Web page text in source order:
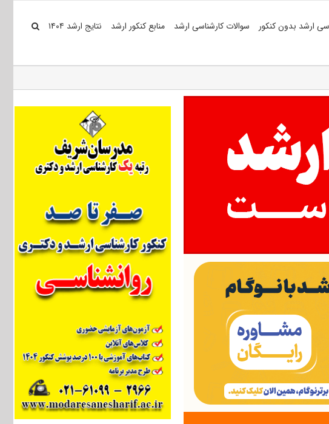
ارشد بدون کنکور سوالات کارشناسی ارشد منابع کنکور ارشد نتایج ارشد ۱۴۰۴